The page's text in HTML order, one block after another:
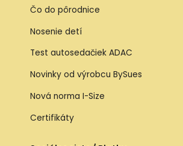
Čo do pôrodnice
Nosenie detí
Test autosedačiek ADAC
Novinky od výrobcu BySues
Nová norma I-Size
Certifikáty